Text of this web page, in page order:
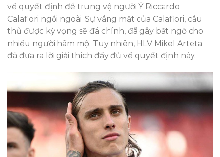
về quyết định để trung vệ người Ý Riccardo
Calafiori ngồi ngoài. Sự vắng mặt của Calafiori, cầu
thủ được kỳ vọng sẽ đá chính, đã gây bất ngờ cho
nhiều người hâm mộ. Tuy nhiên, HLV Mikel Arteta
đã đưa ra lời giải thích đầy đủ về quyết định này.